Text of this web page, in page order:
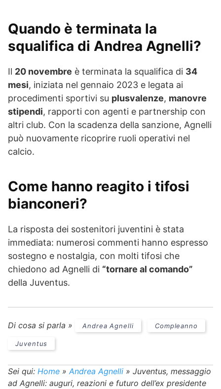
Quando è terminata la
squalifica di Andrea Agnelli?
Il 20 novembre è terminata la squalifica di 34
mesi, iniziata nel gennaio 2023 e legata ai
procedimenti sportivi su plusvalenze, manovre
stipendi, rapporti con agenti e partnership con
altri club. Con la scadenza della sanzione, Agnelli
può nuovamente ricoprire ruoli operativi nel
calcio.
Come hanno reagito i tifosi
bianconeri?
La risposta dei sostenitori juventini è stata
immediata: numerosi commenti hanno espresso
sostegno e nostalgia, con molti tifosi che
chiedono ad Agnelli di “tornare al comando”
della Juventus.
Di cosa si parla » Andrea Agnelli Compleanno
Juventus
Sei qui: Home » Andrea Agnelli » Juventus, messaggio
ad Agnelli: auguri, reazioni e futuro dell’ex presidente